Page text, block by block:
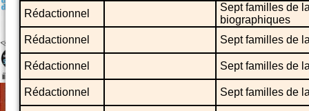
Rédactionnel
Sept familles de
biographiques
Rédactionnel
Sept familles de
Rédactionnel Sept familles de
Rédactionnel Sept familles de